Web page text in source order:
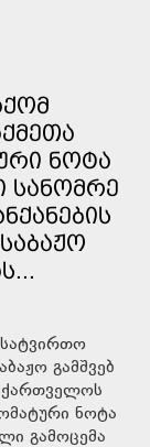
ᲜᲝᲢᲐ
ᲡᲐᲜᲝᲛᲠᲔ
გამშვებ
ნოტა
გამოცემა